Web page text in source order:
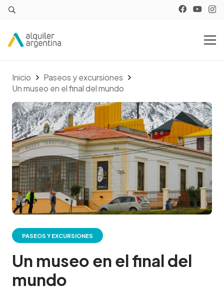
Inicio
Paseos y excursiones
Un museo en el final del mundo
PASEOS Y EXCURSIONES
Un museo en el final del
mundo